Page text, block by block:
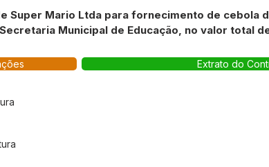
Super Mario Ltda para fornecimento de cebola
Municipal de Educação, no valor total
Extrato do